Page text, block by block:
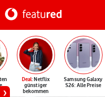
Deal: Netflix
günstiger
bekommen
Samsung Galaxy
S26: Alle Preise